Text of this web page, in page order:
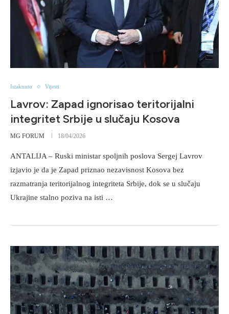
Istaknuto Vijesti
Lavrov: Zapad ignorisao teritorijalni
integritet Srbije u slučaju Kosova
MG FORUM 18/04/2026
ANTALIJA – Ruski ministar spoljnih poslova Sergej Lavrov
izjavio je da je Zapad priznao nezavisnost Kosova bez
razmatranja teritorijalnog integriteta Srbije, dok se u slučaju
Ukrajine stalno poziva na isti …